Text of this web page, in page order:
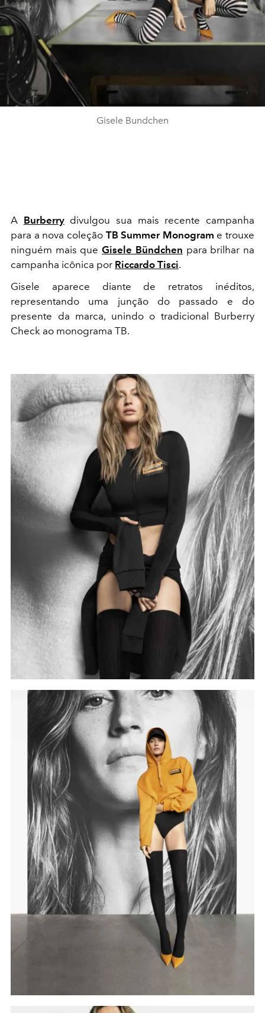
Gisele Bundchen
A Burberry divulgou sua mais recente campanha
para a nova coleção TB Summer Monogram e trouxe
ninguém mais queGisele Bündchen para brilhar na
campanha icônica por Riccardo Tisci.
Gisele aparece diante de retratos inéditos,
representando uma junção do passado e do
presente da marca, unindo o tradicional Burberry
Check ao monograma TB.